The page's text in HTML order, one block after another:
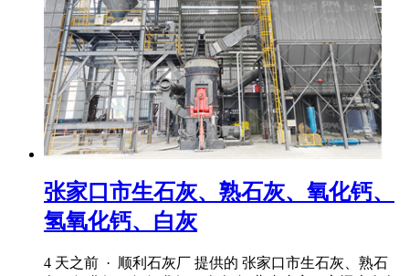
张家口市生石灰、熟石灰、氧化钙、
氢氧化钙、白灰
4 天之前 · 顺利石灰厂 提供的 张家口市生石灰、熟石